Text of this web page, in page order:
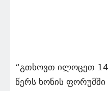
“გთხოვთ ილოცეთ 14
წერს ხონის